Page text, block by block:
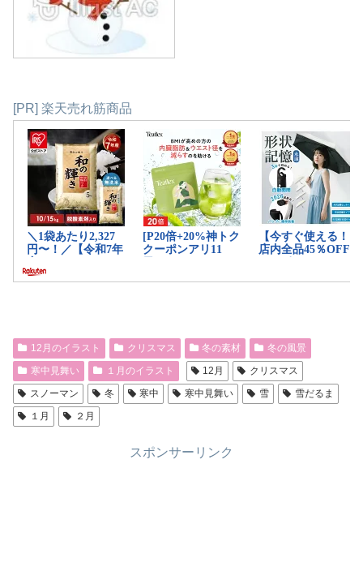
[PR] 楽天売れ筋商品
12月のイラスト クリスマス 冬の素材
冬の風景
寒中見舞い
１月のイラスト 12月
クリスマス
スノーマン
冬 寒中 寒中見舞い 雪
雪だるま
１月
２月
スポンサーリンク